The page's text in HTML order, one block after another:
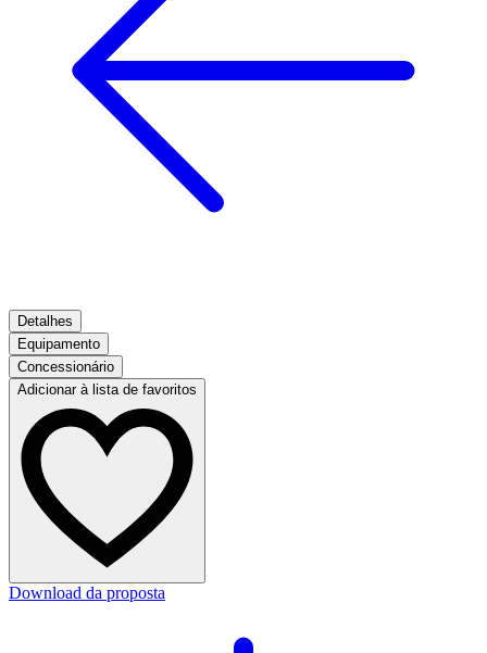
Detalhes
Equipamento
Concessionário
Adicionar à lista de favoritos
Download da proposta